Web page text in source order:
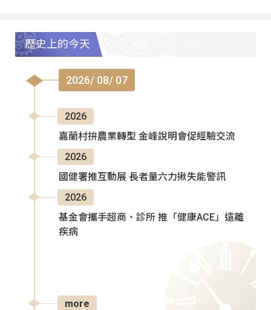
歷史上的今天
2026/ 08/ 07
2026
嘉蘭村拚農業轉型 金峰說明會促經驗交流
2026
國健署推互動展 長者量六力揪失能警訊
2026
基金會攜手超商、診所 推「健康ACE」遠離
疾病
more